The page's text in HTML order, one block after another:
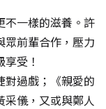
不一樣的滋養。許
眾前輩合作，壓力
受！
對過戲；《親愛的
儀，又或與鄭人